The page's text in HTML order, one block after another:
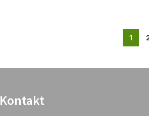
1
Kontakt